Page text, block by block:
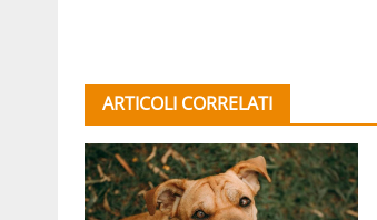
ARTICOLI CORRELATI